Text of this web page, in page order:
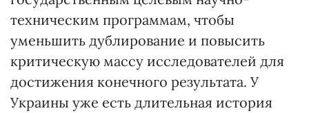
техническим программам, чтобы
уменьшить дублирование и повысить
критическую массу исследователей для
достижения конечного результата. У
Украины уже есть длительная история